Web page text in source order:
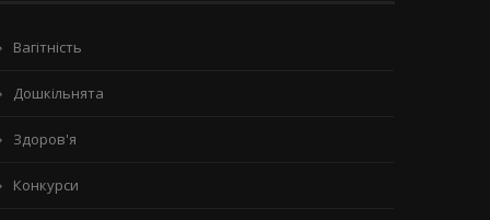
Вагітність
Дошкільнята
Здоров'я
Конкурси